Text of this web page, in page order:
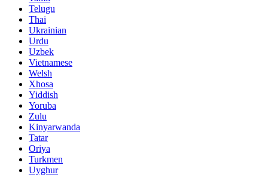
Telugu
Thai
Ukrainian
Urdu
Uzbek
Vietnamese
Welsh
Xhosa
Yiddish
Yoruba
Zulu
Kinyarwanda
Tatar
Oriya
Turkmen
Uyghur